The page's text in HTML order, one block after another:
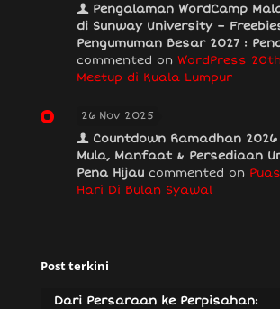
Pengalaman WordCamp
di Sunway University –
Pengumuman Besar 2027 :
commented on WordPress
Meetup di Kuala Lumpur
26 Nov 2025
Countdown Ramadhan
Mula, Manfaat & Persediaan
Pena Hijau commented on
Hari Di Bulan Syawal
Post terkini
Dari Persaraan ke Perpisahan: